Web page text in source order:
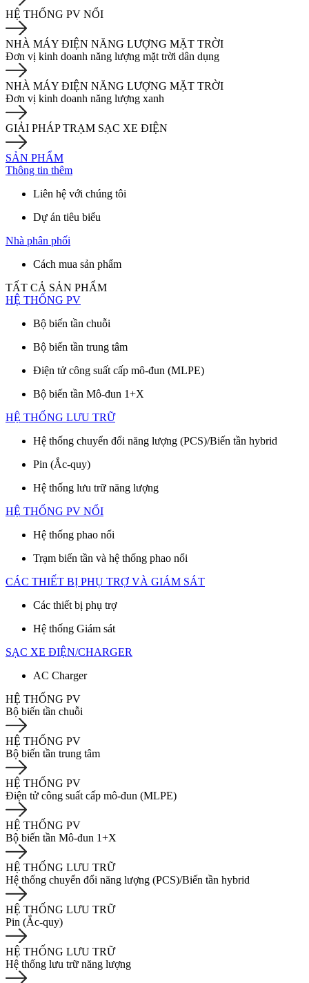
HỆ THỐNG PV NỔI
NHÀ MÁY ĐIỆN NĂNG LƯỢNG MẶT TRỜI
Đơn vị kinh doanh năng lượng mặt trời dân dụng
NHÀ MÁY ĐIỆN NĂNG LƯỢNG MẶT TRỜI
Đơn vị kinh doanh năng lượng xanh
GIẢI PHÁP TRẠM SẠC XE ĐIỆN
SẢN PHẨM
Thông tin thêm
Liên hệ với chúng tôi
Dự án tiêu biểu
Nhà phân phối
Cách mua sản phẩm
TẤT CẢ SẢN PHẨM
HỆ THỐNG PV
Bộ biến tần chuỗi
Bộ biến tần trung tâm
Điện tử công suất cấp mô-đun (MLPE)
Bộ biến tần Mô-đun 1+X
HỆ THỐNG LƯU TRỮ
Hệ thống chuyển đổi năng lượng (PCS)/Biến tần hybrid
Pin (Ắc-quy)
Hệ thống lưu trữ năng lượng
HỆ THỐNG PV NỔI
Hệ thống phao nổi
Trạm biến tần và hệ thống phao nổi
CÁC THIẾT BỊ PHỤ TRỢ VÀ GIÁM SÁT
Các thiết bị phụ trợ
Hệ thống Giám sát
SẠC XE ĐIỆN/CHARGER
AC Charger
HỆ THỐNG PV
Bộ biến tần chuỗi
HỆ THỐNG PV
Bộ biến tần trung tâm
HỆ THỐNG PV
Điện tử công suất cấp mô-đun (MLPE)
HỆ THỐNG PV
Bộ biến tần Mô-đun 1+X
HỆ THỐNG LƯU TRỮ
Hệ thống chuyển đổi năng lượng (PCS)/Biến tần hybrid
HỆ THỐNG LƯU TRỮ
Pin (Ắc-quy)
HỆ THỐNG LƯU TRỮ
Hệ thống lưu trữ năng lượng